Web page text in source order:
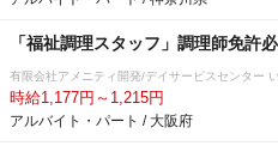
「福祉調理スタッフ」調理師免許
有限会社アメニティ開発/デイサービスセンター
時給1,177円～1,215円
アルバイト・パート / 大阪府